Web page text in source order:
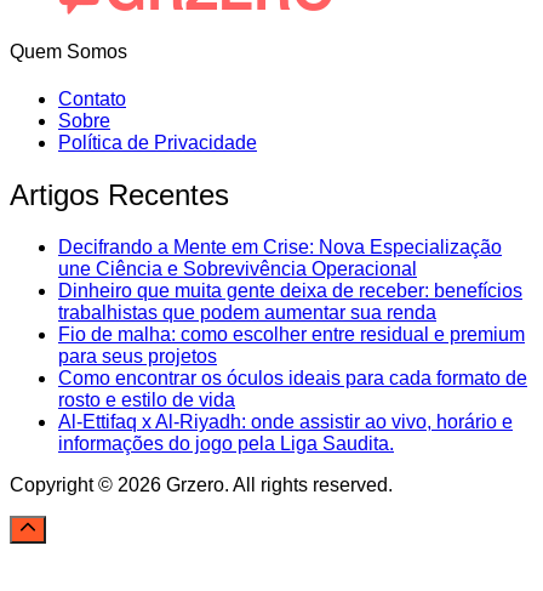
Quem Somos
Contato
Sobre
Política de Privacidade
Artigos Recentes
Decifrando a Mente em Crise: Nova Especialização
une Ciência e Sobrevivência Operacional
Dinheiro que muita gente deixa de receber: benefícios
trabalhistas que podem aumentar sua renda
Fio de malha: como escolher entre residual e premium
para seus projetos
Como encontrar os óculos ideais para cada formato de
rosto e estilo de vida
Al-Ettifaq x Al-Riyadh: onde assistir ao vivo, horário e
informações do jogo pela Liga Saudita.
Copyright © 2026 Grzero. All rights reserved.